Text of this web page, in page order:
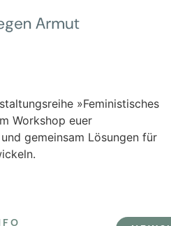
»Feministisches
Workshop euer
gemeinsam Lösungen für